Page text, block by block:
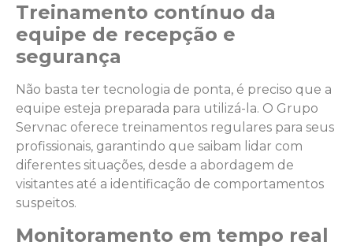
Treinamento contínuo da
equipe de recepção e
segurança
Não basta ter tecnologia de ponta, é preciso que a
equipe esteja preparada para utilizá-la. O Grupo
Servnac oferece treinamentos regulares para seus
profissionais, garantindo que saibam lidar com
diferentes situações, desde a abordagem de
visitantes até a identificação de comportamentos
suspeitos.
Monitoramento em tempo real